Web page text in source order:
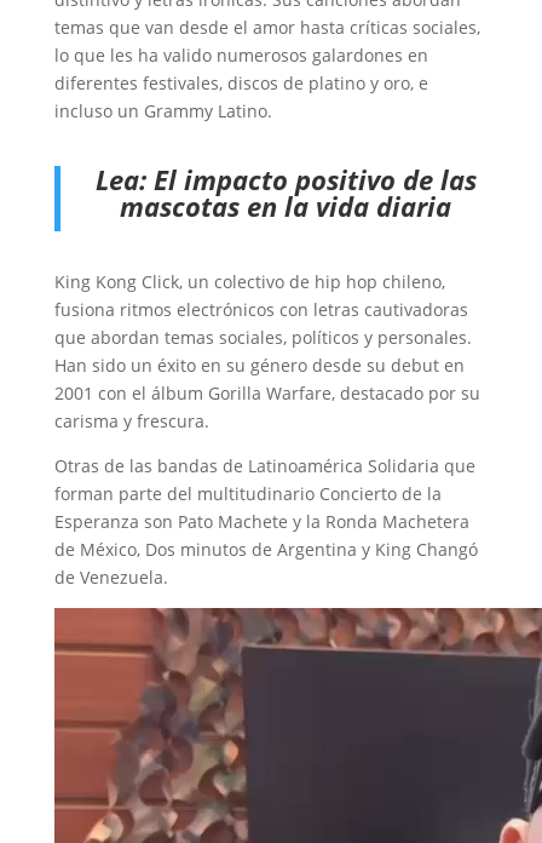
temas que van desde el amor hasta críticas sociales,
lo que les ha valido numerosos galardones en
diferentes festivales, discos de platino y oro, e
incluso un Grammy Latino.
Lea: El impacto positivo de las
mascotas en la vida diaria
King Kong Click, un colectivo de hip hop chileno,
fusiona ritmos electrónicos con letras cautivadoras
que abordan temas sociales, políticos y personales.
Han sido un éxito en su género desde su debut en
2001 con el álbum Gorilla Warfare, destacado por su
carisma y frescura.
Otras de las bandas de Latinoamérica Solidaria que
forman parte del multitudinario Concierto de la
Esperanza son Pato Machete y la Ronda Machetera
de México, Dos minutos de Argentina y King Changó
de Venezuela.